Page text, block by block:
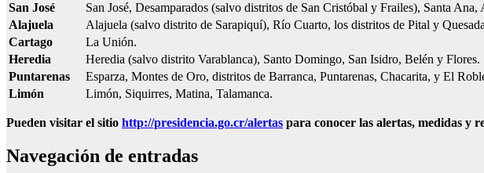
San José
San José, Desamparados (salvo distritos de San Cristóbal y Frailes), Santa
Alajuela
Alajuela (salvo distrito de Sarapiquí), Río Cuarto, los distritos de Pital y
Cartago
La Unión.
Heredia
Heredia (salvo distrito Varablanca), Santo Domingo, San Isidro, Belén y Flores.
Puntarenas
Esparza, Montes de Oro, distritos de Barranca, Puntarenas, Chacarita, y El
Limón
Limón, Siquirres, Matina, Talamanca.
Pueden visitar el sitio http://presidencia.go.cr/alertas para conocer las alertas, medidas y
Navegación de entradas